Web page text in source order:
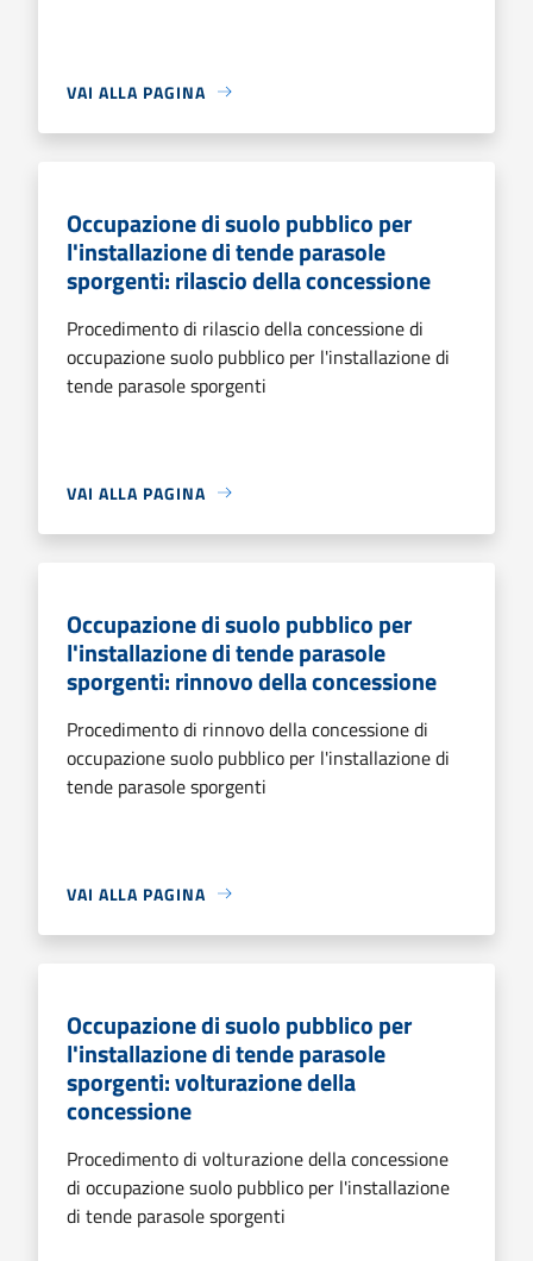
VAI ALLA PAGINA
Occupazione di suolo pubblico per
l'installazione di tende parasole
sporgenti: rilascio della concessione
Procedimento di rilascio della concessione di
occupazione suolo pubblico per l'installazione di
tende parasole sporgenti
VAI ALLA PAGINA
Occupazione di suolo pubblico per
l'installazione di tende parasole
sporgenti: rinnovo della concessione
Procedimento di rinnovo della concessione di
occupazione suolo pubblico per l'installazione di
tende parasole sporgenti
VAI ALLA PAGINA
Occupazione di suolo pubblico per
l'installazione di tende parasole
sporgenti: volturazione della
concessione
Procedimento di volturazione della concessione
di occupazione suolo pubblico per l'installazione
di tende parasole sporgenti